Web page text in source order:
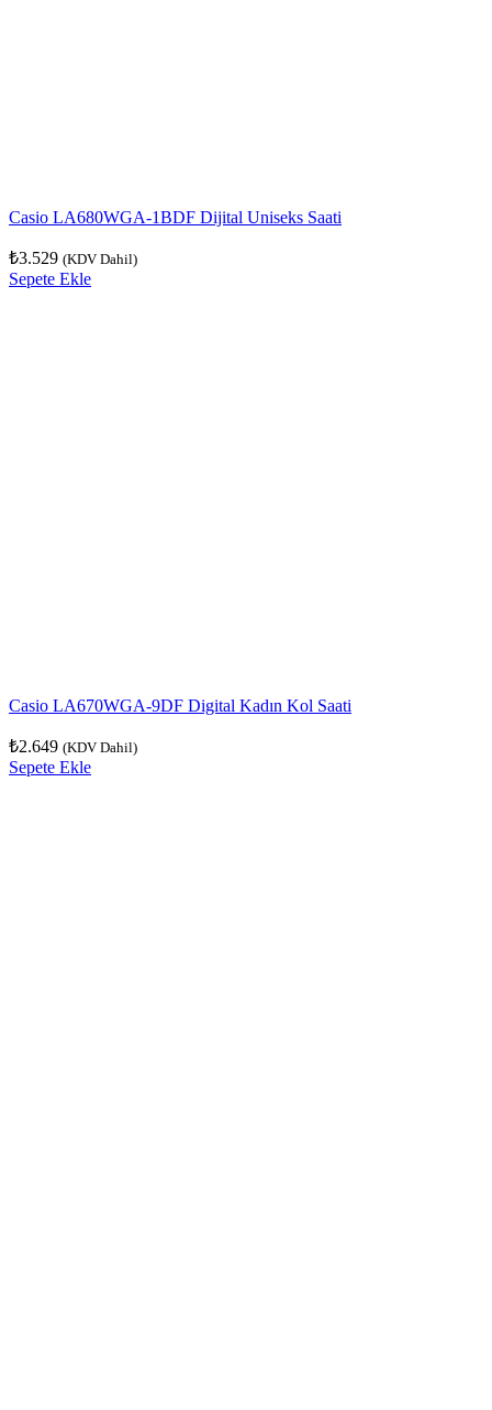
Casio LA680WGA-1BDF Dijital Uniseks Saati
₺3.529 (KDV Dahil)
Sepete Ekle
Casio LA670WGA-9DF Digital Kadın Kol Saati
₺2.649 (KDV Dahil)
Sepete Ekle